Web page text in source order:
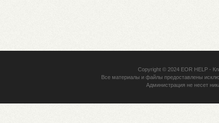
Copyright © 2024 EOR HELP-
Все материалы и файлы предоставлены
Администрация не несет